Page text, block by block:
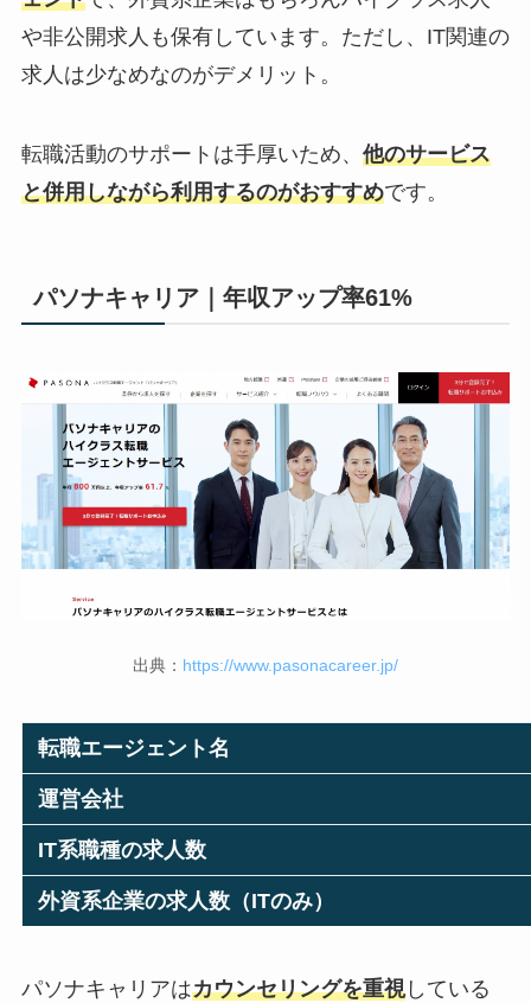
や非公開求人も保有しています。ただし、IT関連の
求人は少なめなのがデメリット。
転職活動のサポートは手厚いため、 他のサービス
と併用しながら利用するのがおすすめです。
パソナキャリア｜年収アップ率61%
出典： https://www.pasonacareer.jp/
転職エージェント名
運営会社
IT系職種の求人数
外資系企業の求人数（ITのみ）
パソナキャリアはカウンセリングを重視している